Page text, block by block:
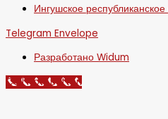
Ингушское
Telegram Envelope
Разработано Widum
Call Now Button